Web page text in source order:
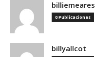
billiemeares
0 Publicaciones
billyallcot